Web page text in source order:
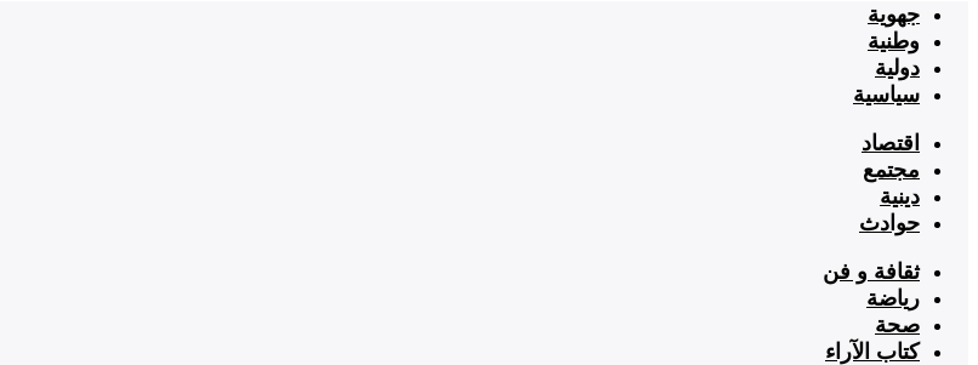
جهوية
وطنية
دولية
سياسية
اقتصاد
مجتمع
دينية
حوادث
ثقافة و فن
رياضة
صحة
كتاب الآراء